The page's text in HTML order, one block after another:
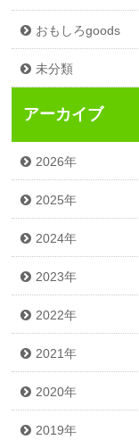
おもしろgoods
未分類
アーカイブ
2026年
2025年
2024年
2023年
2022年
2021年
2020年
2019年